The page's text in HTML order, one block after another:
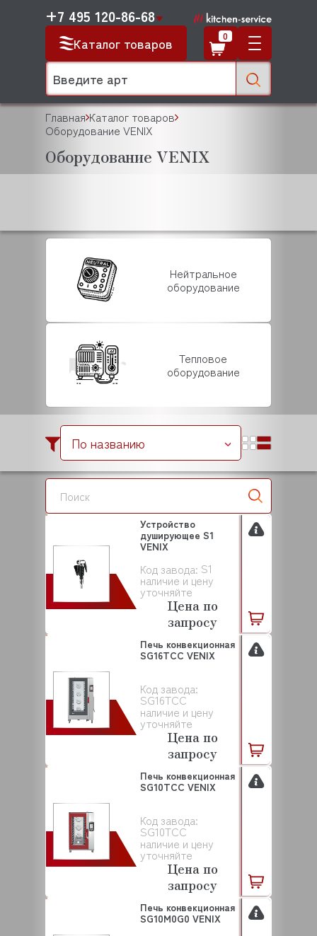
Каталог товаров
+7 495 120-86-68
0
Главная Каталог товаров
Оборудование VENIX
Оборудование VENIX
Нейтральное
оборудование
Тепловое
оборудование
По названию
Код завода: S1
наличие и цену
уточняйте
Устройство
душирующее S1
VENIX
Цена по
запросу
Код завода:
SG16TCC
наличие и цену
уточняйте
Печь конвекционная
SG16TCC VENIX
Цена по
запросу
Код завода:
SG10TCC
наличие и цену
уточняйте
Печь конвекционная
SG10TCC VENIX
Цена по
запросу
Печь конвекционная
SG10M0G0 VENIX